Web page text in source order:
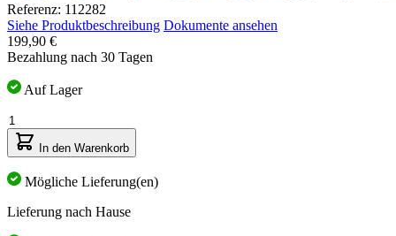
Referenz: 112282
Siehe Produktbeschreibung Dokumente ansehen
199,90 €
Bezahlung nach 30 Tagen
Auf Lager
Menge
In den Warenkorb
Mögliche Lieferung(en)
Lieferung nach Hause